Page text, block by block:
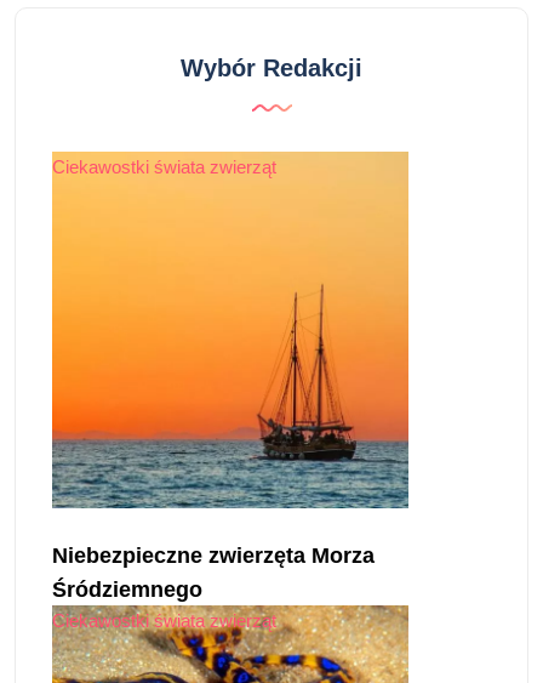
Wybór Redakcji
Ciekawostki świata zwierząt
Niebezpieczne zwierzęta Morza
Śródziemnego
Ciekawostki świata zwierząt